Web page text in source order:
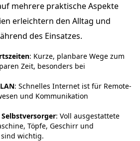
mehrere praktische Aspekte
erleichtern den Alltag und
des Einsatzes.
: Kurze, planbare Wege zum
Zeit, besonders bei
: Schnelles Internet ist für Remote-
und Kommunikation
: Voll ausgestattete
Töpfe, Geschirr und
wichtig.